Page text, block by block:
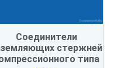
Соединители
стержней
типа